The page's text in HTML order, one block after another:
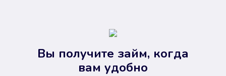
Вы получите займ, когда
вам удобно